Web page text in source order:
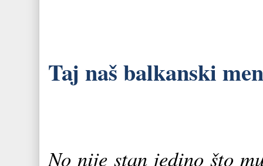
Taj naš balkanski
No nije stan jedino što